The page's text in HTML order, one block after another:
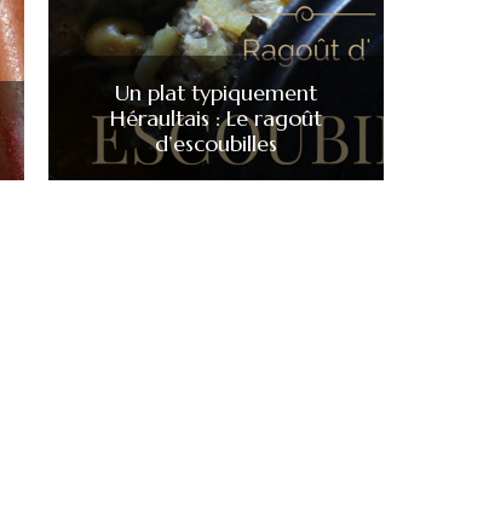
Un plat typiquement
Héraultais : Le ragoût
d’escoubilles